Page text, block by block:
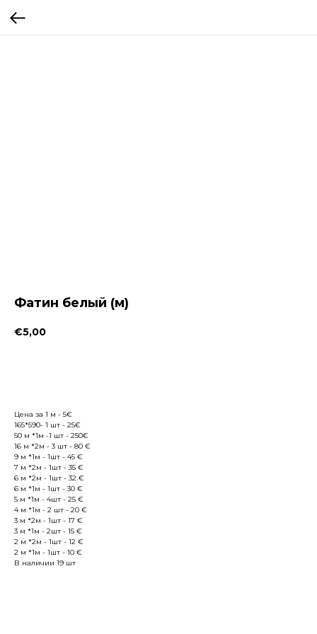
Фатин белый (м)
€5,00
Цена за 1 м - 5€
165*590- 1 шт - 25€
50 м *1м -1 шт - 250€
16 м *2м - 3 шт - 80 €
9 м *1м - 1шт - 45 €
7 м *2м - 1шт - 35 €
6 м *2м - 1шт - 32 €
6 м *1м - 1шт - 30 €
5 м *1м - 4шт - 25 €
4 м *1м - 2 шт - 20 €
3 м *2м - 1шт - 17 €
3 м *1м - 2шт - 15 €
2 м *2м - 1шт - 12 €
2 м *1м - 1шт - 10 €
В наличии 19 шт